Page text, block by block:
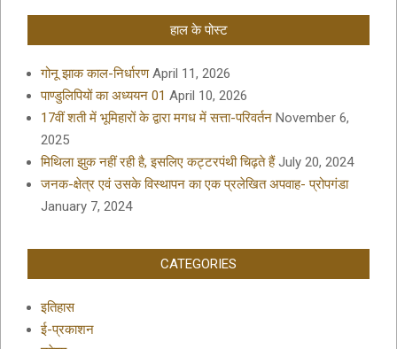
हाल के पोस्ट
गोनू झाक काल-निर्धारण April 11, 2026
पाण्डुलिपियों का अध्ययन 01 April 10, 2026
17वीं शती में भूमिहारों के द्वारा मगध में सत्ता-परिवर्तन November 6,
2025
मिथिला झुक नहीं रही है, इसलिए कट्टरपंथी चिढ़ते हैं July 20, 2024
जनक-क्षेत्र एवं उसके विस्थापन का एक प्रलेखित अपवाह- प्रोपगंडा
January 7, 2024
CATEGORIES
इतिहास
ई-प्रकाशन